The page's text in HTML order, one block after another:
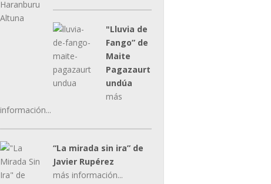
"Lluvia de
Fango” de
Maite
Pagazaurt
undúa
más
información...
“La mirada sin ira” de
Javier Rupérez
más información...